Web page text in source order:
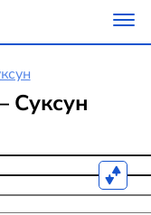
Суксун